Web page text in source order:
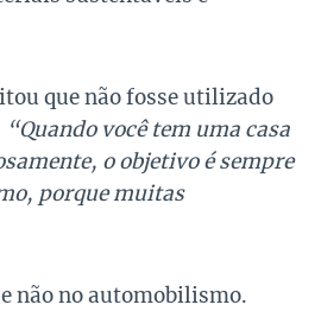
que não fosse utilizado
“Quando você tem uma casa
o objetivo é sempre
porque muitas
não no automobilismo.